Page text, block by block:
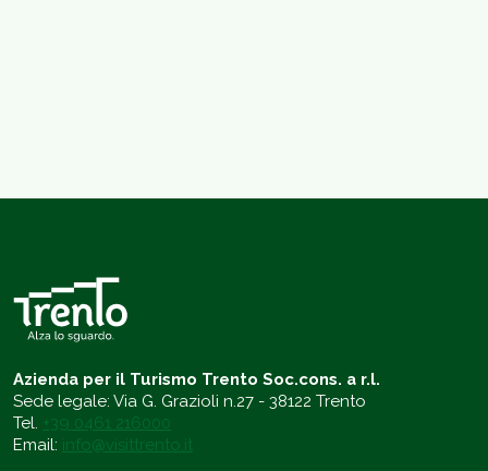
Azienda per il Turismo Trento Soc.cons. a r.l.
Sede legale: Via G. Grazioli n.27 - 38122 Trento
Tel. +39 0461 216000
Email: info@visittrento.it